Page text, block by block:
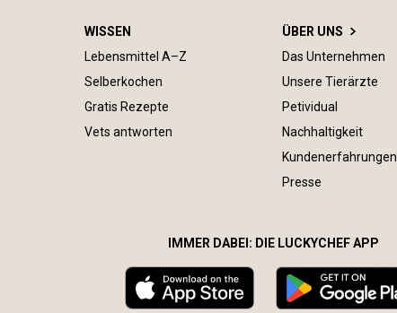
WISSEN
Lebensmittel A–Z
Selberkochen
Gratis Rezepte
Vets antworten
ÜBER UNS
Das Unternehmen
Unsere Tierärzte
Petividual
Nachhaltigkeit
Kundenerfahrungen
Presse
IMMER DABEI: DIE LUCKYCHEF APP